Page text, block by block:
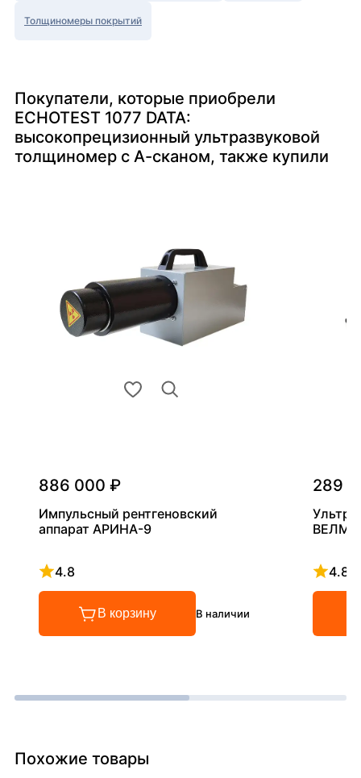
Толщиномеры покрытий
Покупатели, которые приобрели
ECHOTEST 1077 DATA:
высокопрецизионный ультразвуковой
толщиномер с А-сканом, также купили
886 000 ₽
Импульсный рентгеновский
аппарат АРИНА-9
4.8
Рейтинг 4.8 из 5
В корзину В наличии
289
4.8
Похожие товары